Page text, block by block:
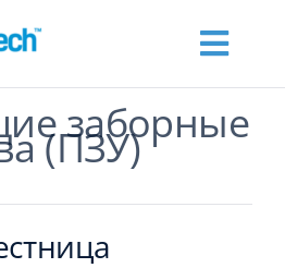
О нас
заборные
(ПЗУ)